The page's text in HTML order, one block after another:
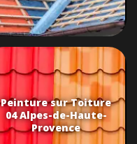
Peinture sur Toiture
04 Alpes-de-Haute-
Provence